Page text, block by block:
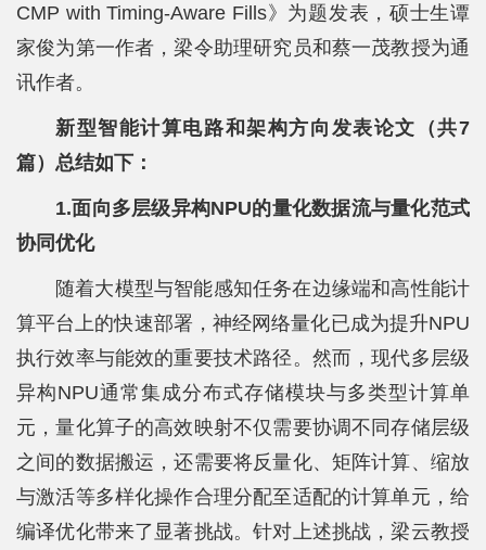
CMP with Timing-Aware Fills》为题发表，硕士生谭
家俊为第一作者，梁令助理研究员和蔡一茂教授为通
讯作者。
新型智能计算电路和架构方向发表论文（共7
篇）总结如下：
1.面向多层级异构NPU的量化数据流与量化范式
协同优化
随着大模型与智能感知任务在边缘端和高性能计
算平台上的快速部署，神经网络量化已成为提升NPU
执行效率与能效的重要技术路径。然而，现代多层级
异构NPU通常集成分布式存储模块与多类型计算单
元，量化算子的高效映射不仅需要协调不同存储层级
之间的数据搬运，还需要将反量化、矩阵计算、缩放
与激活等多样化操作合理分配至适配的计算单元，给
编译优化带来了显著挑战。针对上述挑战，梁云教授